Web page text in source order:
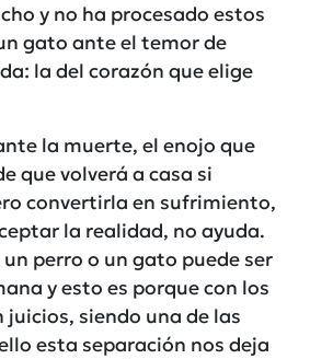
y no ha procesado estos
gato ante el temor de
la del corazón que elige
la muerte, el enojo que
que volverá a casa si
convertirla en sufrimiento,
la realidad, no ayuda.
perro o un gato puede ser
y esto es porque con los
siendo una de las
esta separación nos deja